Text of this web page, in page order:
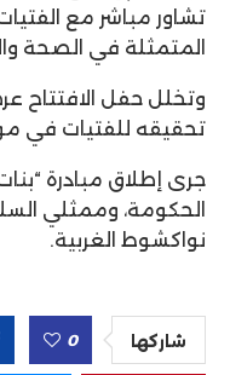
تشاور مباشر مع
المتمثلة في الصحة
وتخلل حفل الافتتاح
تحقيقه للفتيات في
جرى إطلاق مبادرة
الحكومة، وممثلي
نواكشوط الغربية.
شاركها 0